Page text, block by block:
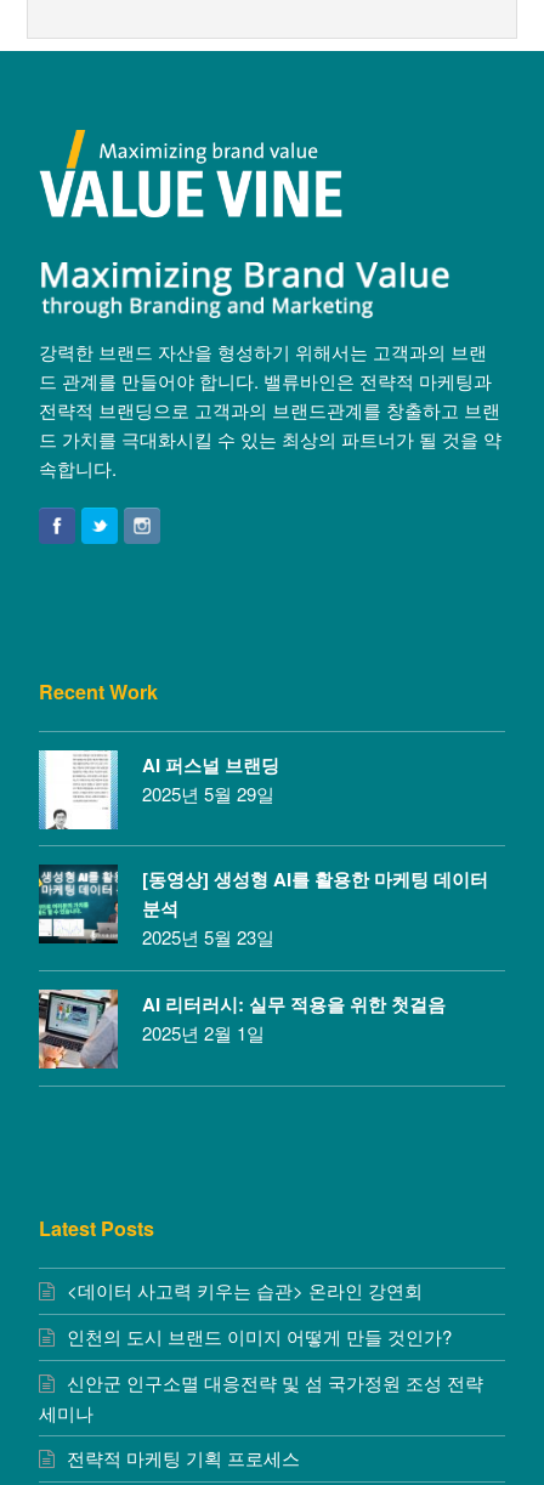
강력한 브랜드 자산을 형성하기 위해서는 고객과의 브랜
드 관계를 만들어야 합니다. 밸류바인은 전략적 마케팅과
전략적 브랜딩으로 고객과의 브랜드관계를 창출하고 브랜
드 가치를 극대화시킬 수 있는 최상의 파트너가 될 것을 약
속합니다.
Recent Work
AI 퍼스널 브랜딩
2025년 5월 29일
[동영상] 생성형 AI를 활용한 마케팅 데이터
분석
2025년 5월 23일
AI 리터러시: 실무 적용을 위한 첫걸음
2025년 2월 1일
Latest Posts
<데이터 사고력 키우는 습관> 온라인 강연회
인천의 도시 브랜드 이미지 어떻게 만들 것인가?
신안군 인구소멸 대응전략 및 섬 국가정원 조성 전략
세미나
전략적 마케팅 기획 프로세스